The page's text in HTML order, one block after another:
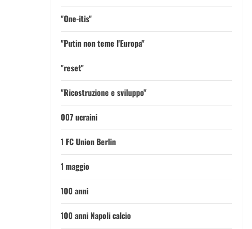
"One-itis"
"Putin non teme l'Europa"
"reset"
"Ricostruzione e sviluppo"
007 ucraini
1 FC Union Berlin
1 maggio
100 anni
100 anni Napoli calcio